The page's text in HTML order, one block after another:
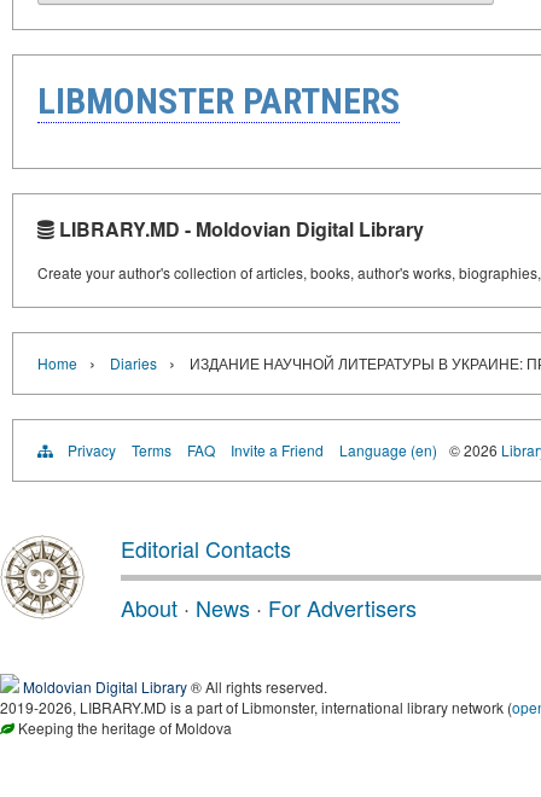
LIBMONSTER PARTNERS
LIBRARY.MD - Moldovian Digital Library
Create your author's collection of articles, books, author's works,
Home › Diaries › ИЗДАНИЕ НАУЧНОЙ ЛИТЕРАТУРЫ В УКРАИНЕ:
Privacy Terms FAQ Invite a Friend Language (en) © 2026
Editorial Contacts
About · News · For Advertisers
Moldovian Digital Library® All rights reserved.
2019-2026, LIBRARY.MD is a part of Libmonster, international library network (
Keeping the heritage of Moldova